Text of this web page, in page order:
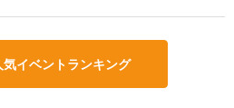
イベントランキング